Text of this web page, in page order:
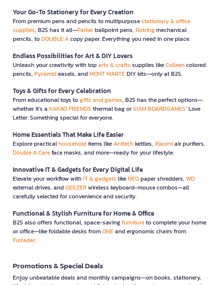
Your Go-To Stationery for Every Creation
From premium pens and pencils to multipurposestationary & office
supplies, B2S has it all—Parkerballpoint pens, Rotringmechanical
pencils, toDOUBLE Acopy paper. Everything you need in one place.
Endless Possibilities for Art & DIY Lovers
Unleash your creativity with toparts & crafts supplies likeColleencolored
pencils, Pyramideasels, andMONT MARTEDIY kits—only at B2S.
Toys & Gifts for Every Celebration
From educational toys togifts and games, B2S has the perfect options—
whether it’s a KAKAO FRIENDS thermal bag orSIAM BOARDGAMES’ Love
Letter. Something special for everyone.
Home Essentials That Make Life Easier
Explore practicalhouseholditems likeAnitechkettles, Xiaomiair purifiers,
Double A Careface masks, and more—ready for your lifestyle.
Innovative IT & Gadgets for Every Digital Life
Elevate your workflow withIT & gadgets likeNEOpaper shredders, WD
external drives, andGEEZERwireless keyboard-mouse combos—all
carefully selected for convenience and security.
Functional & Stylish Furniture for Home & Office
B2S also offers functional, space-savingfurnitureto complete your home
or office—like foldable desks fromONEand ergonomic chairs from
Furradec
Promotions & Special Deals
Enjoy unbeatable deals and monthly campaigns—on books, stationery,